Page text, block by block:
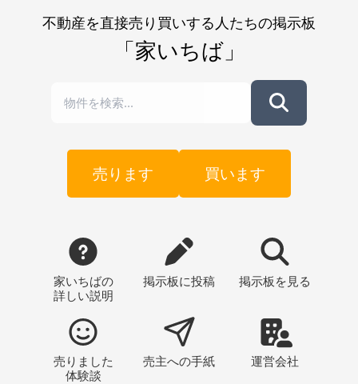
不動産を直接売り買いする人たちの掲示板
「家いちば」
売ります 買います
家いちばの
詳しい説明
掲示板に投稿 掲示板 を見る
売りました
体験談
売主への手紙 運営会社